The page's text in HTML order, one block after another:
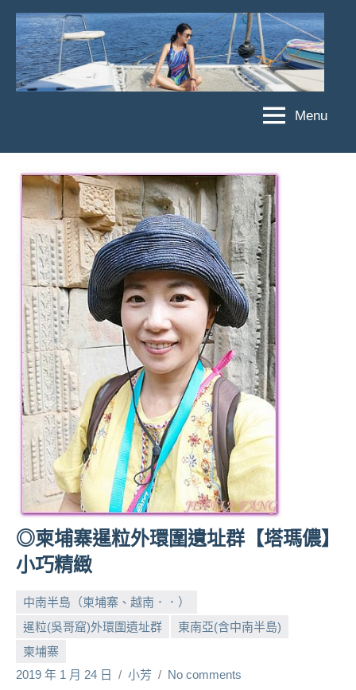
Skip
content
菲
亞
娃
JEFFIA
FANG
亞
娃
粉
團、
題
旅
遊、
達
人
帶
路、
遊
節
目
賓、
News
金
號
節
班
底、
Menu
◎柬埔寨暹粒外環圍遺址群【塔瑪儂】
小巧精緻
中南半島（柬埔寨、越南．．）
暹粒(吳哥窟)外環圍遺址群
東南亞(含中南半島)
柬埔寨
2019 年 1 月 24 日
小芳 No comments